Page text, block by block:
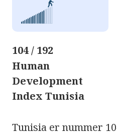
104 / 192
Human
Development
Index Tunisia
Tunisia er nummer